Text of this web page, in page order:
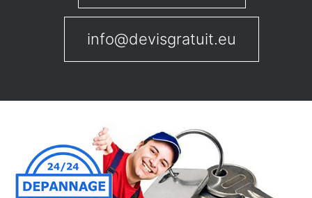
info@devisgratuit.eu